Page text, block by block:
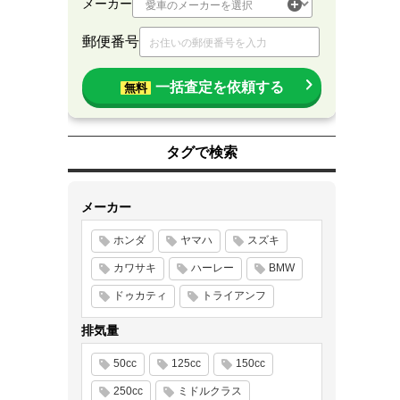
メーカー
郵便番号
無料 一括査定を依頼する
タグで検索
メーカー
ホンダ ヤマハ スズキ
カワサキ ハーレー BMW
ドゥカティ トライアンフ
排気量
50cc 125cc 150cc
250cc ミドルクラス